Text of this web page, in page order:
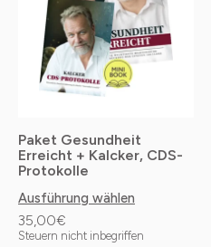
Paket Gesundheit
Erreicht + Kalcker, CDS-
Protokolle
35,00€
Steuern nicht inbegriffen
Ausführung wählen